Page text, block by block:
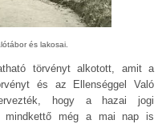
és lakosai.
törvényt alkotott, amit a
és az Ellenséggel Való
hogy a hazai jogi
mindkettő még a mai nap is